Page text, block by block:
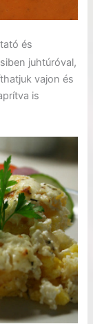
és
juhtúróval,
vajon és
is